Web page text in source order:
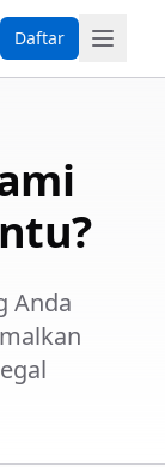
Daftar
Anda